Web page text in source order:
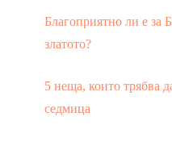
Благоприятно ли е за
златото?
5 неща, които трябва
седмица